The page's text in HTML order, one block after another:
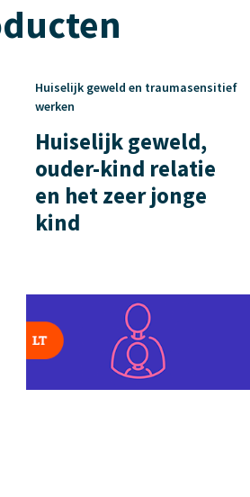
Huiselijk geweld,
ouder-kind relatie
en het zeer jonge
kind
Huiselijk geweld en traumasensitief
werken